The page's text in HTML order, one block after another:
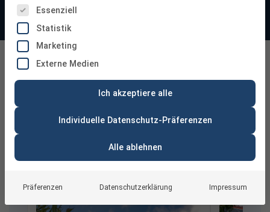
Stromkosten und macht dich unabhängiger vom Netz.
Solaranlagen Komplettsets mit Speicher
ES FOLGT EINE LISTE DER SERVICE-GRUPPEN, FÜR
Essenziell
Statistik
Marketing
Externe Medien
Ich akzeptiere alle
Individuelle Datenschutz-Präferenzen
Alle ablehnen
Präferenzen Datenschutzerklärung Impressum